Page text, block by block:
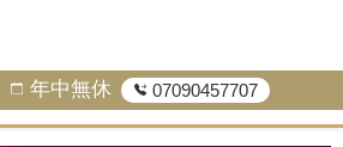
年中無休 07090457707